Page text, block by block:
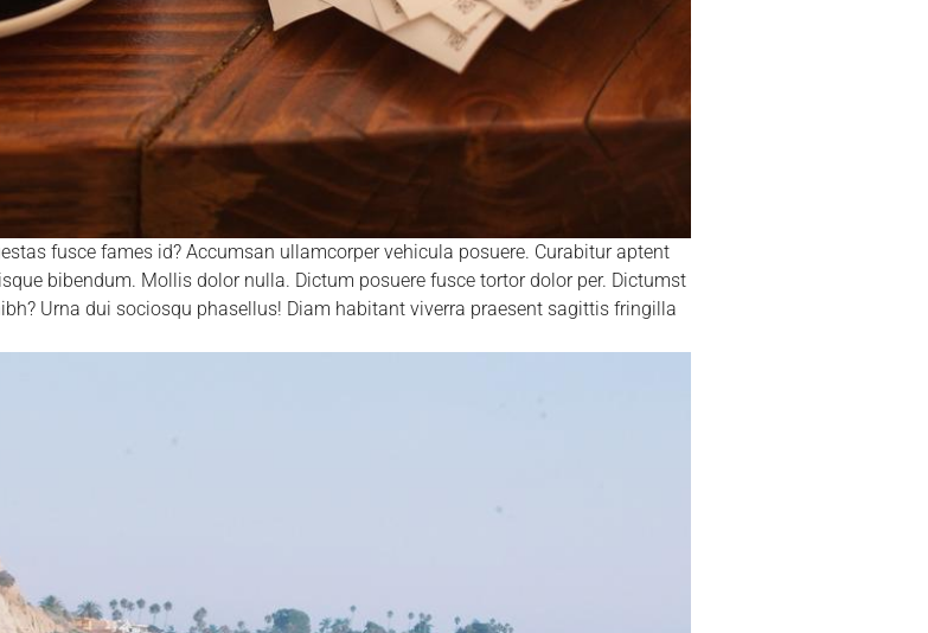
fusce fames id? Accumsan ullamcorper vehicula posuere. Curabitur aptent
bibendum. Mollis dolor nulla. Dictum posuere fusce tortor dolor per. Dictumst
Urna dui sociosqu phasellus! Diam habitant viverra praesent sagittis fringilla